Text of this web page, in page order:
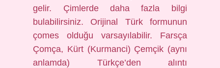
gelir. Çimlerde daha fazla bilgi
bulabilirsiniz. Orijinal Türk formunun
çomes olduğu varsayılabilir. Farsça
Çomça, Kürt (Kurmanci) Çemçik (aynı
anlamda) Türkçe’den alıntı